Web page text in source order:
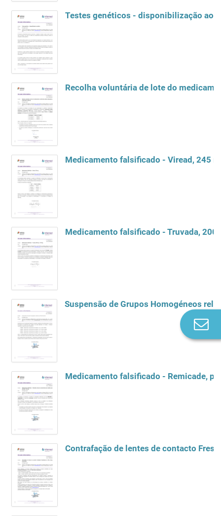
Testes genéticos - disponibilização ao
Medicamento falsificado - Viread, 245
Medicamento falsificado - Truvada, 200
Suspensão de Grupos Homogéneos
Contrafação de lentes de contacto